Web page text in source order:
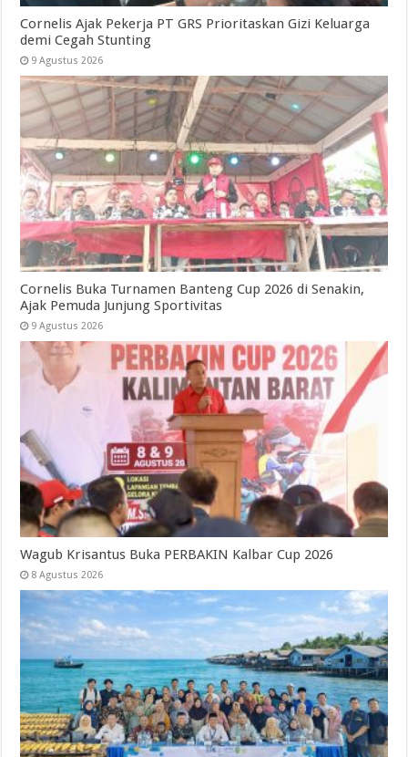
Cornelis Ajak Pekerja PT GRS Prioritaskan Gizi Keluarga
demi Cegah Stunting
9 Agustus 2026
Cornelis Buka Turnamen Banteng Cup 2026 di Senakin,
Ajak Pemuda Junjung Sportivitas
9 Agustus 2026
Wagub Krisantus Buka PERBAKIN Kalbar Cup 2026
8 Agustus 2026